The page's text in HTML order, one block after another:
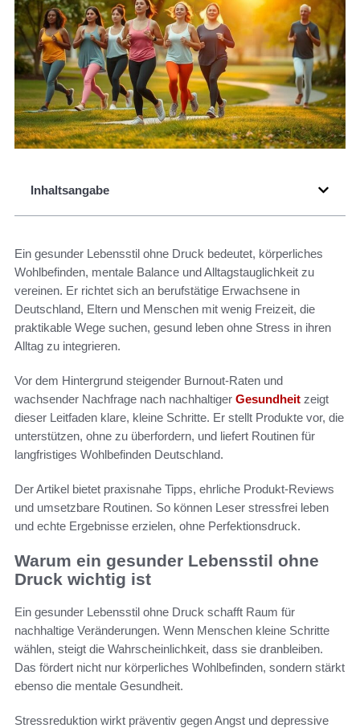
Inhaltsangabe
Ein gesunder Lebensstil ohne Druck bedeutet, körperliches
Wohlbefinden, mentale Balance und Alltagstauglichkeit zu
vereinen. Er richtet sich an berufstätige Erwachsene in
Deutschland, Eltern und Menschen mit wenig Freizeit, die
praktikable Wege suchen, gesund leben ohne Stress in ihren
Alltag zu integrieren.
Vor dem Hintergrund steigender Burnout-Raten und
wachsender Nachfrage nach nachhaltiger Gesundheit zeigt
dieser Leitfaden klare, kleine Schritte. Er stellt Produkte vor, die
unterstützen, ohne zu überfordern, und liefert Routinen für
langfristiges Wohlbefinden Deutschland.
Der Artikel bietet praxisnahe Tipps, ehrliche Produkt-Reviews
und umsetzbare Routinen. So können Leser stressfrei leben
und echte Ergebnisse erzielen, ohne Perfektionsdruck.
Warum ein gesunder Lebensstil ohne
Druck wichtig ist
Ein gesunder Lebensstil ohne Druck schafft Raum für
nachhaltige Veränderungen. Wenn Menschen kleine Schritte
wählen, steigt die Wahrscheinlichkeit, dass sie dranbleiben.
Das fördert nicht nur körperliches Wohlbefinden, sondern stärkt
ebenso die mentale Gesundheit.
Stressreduktion wirkt präventiv gegen Angst und depressive